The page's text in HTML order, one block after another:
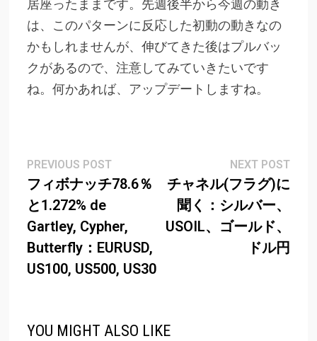
居座ったままです。先週後半から今週の動き
は、このパターンに反応した初動の動きなの
かもしれませんが、伸びてきた後はプルバッ
クがあるので、注意してみていきたいです
ね。何かあれば、アップデートしますね。
Post
navigation
PREVIOUS POSTPrevious
post:
フィボナッチ78.6％
と1.272% de
Gartley, Cypher,
Butterfly：EURUSD,
US100, US500, US30
NEXT POSTNext
チャネル(フラグ)に
聞く：シルバー、
USOIL、ゴールド、
ドル円
YOU MIGHT ALSO LIKE